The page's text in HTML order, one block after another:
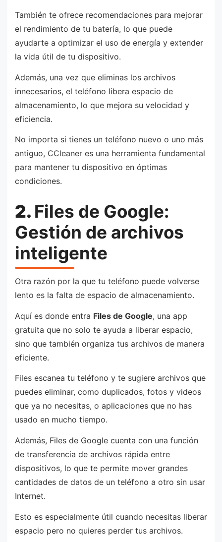
También te ofrece recomendaciones para mejorar
el rendimiento de tu batería, lo que puede
ayudarte a optimizar el uso de energía y extender
la vida útil de tu dispositivo.
Además, una vez que eliminas los archivos
innecesarios, el teléfono libera espacio de
almacenamiento, lo que mejora su velocidad y
eficiencia.
No importa si tienes un teléfono nuevo o uno más
antiguo, CCleaner es una herramienta fundamental
para mantener tu dispositivo en óptimas
condiciones.
2. Files de Google:
Gestión de archivos
inteligente
Otra razón por la que tu teléfono puede volverse
lento es la falta de espacio de almacenamiento.
Aquí es donde entra Files de Google, una app
gratuita que no solo te ayuda a liberar espacio,
sino que también organiza tus archivos de manera
eficiente.
Files escanea tu teléfono y te sugiere archivos que
puedes eliminar, como duplicados, fotos y videos
que ya no necesitas, o aplicaciones que no has
usado en mucho tiempo.
Además, Files de Google cuenta con una función
de transferencia de archivos rápida entre
dispositivos, lo que te permite mover grandes
cantidades de datos de un teléfono a otro sin usar
Internet.
Esto es especialmente útil cuando necesitas liberar
espacio pero no quieres perder tus archivos.